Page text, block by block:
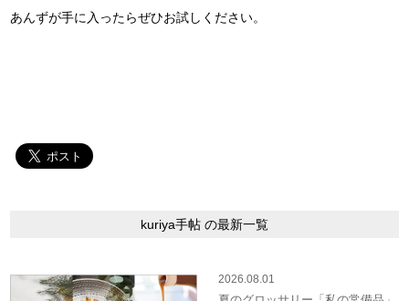
あんずが手に入ったらぜひお試しください。
kuriya手帖 の最新一覧
2026.08.01